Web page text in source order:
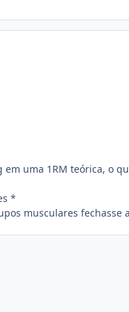
uma 1RM teórica, o
*
musculares fechasse